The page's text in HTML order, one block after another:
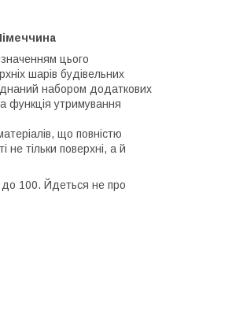
цього
шарів будівельних
набором додаткових
функція утримування
що повністю
не тільки поверхні, а й
до 100. Йдеться не про